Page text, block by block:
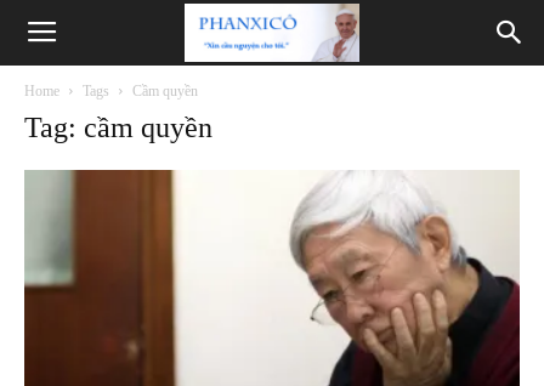
Phanxicô
Home Tags Cầm quyền
Tag: cầm quyền